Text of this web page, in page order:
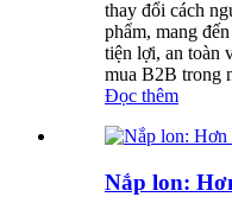
thay đổi cách
phẩm, mang
tiện lợi, an toàn
mua B2B trong
Đọc thêm
Nắp lon: